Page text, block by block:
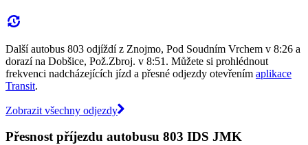
Další autobus 803 odjíždí z Znojmo, Pod Soudním Vrchem v 8:26 a
dorazí na Dobšice, Pož.Zbroj. v 8:51. Můžete si prohlédnout
frekvenci nadcházejících jízd a přesné odjezdy otevřením aplikace
Transit.
Zobrazit všechny odjezdy
Přesnost příjezdu autobusu 803 IDS JMK